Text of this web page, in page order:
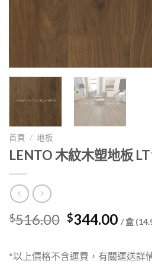
首頁 / 地板
LENTO 木紋木塑地板
$516.00 Original
was:
$516.00.
$344.00
is:
/ 盒
*以上價格不含運費，有關運送詳